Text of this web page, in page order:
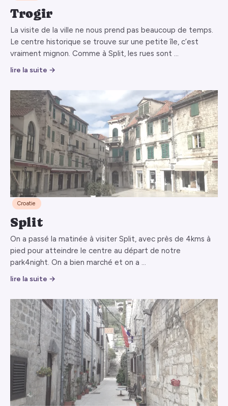
Trogir
La visite de la ville ne nous prend pas beaucoup de temps.
Le centre historique se trouve sur une petite île, c’est
vraiment mignon. Comme à Split, les rues sont …
lire la suite →
Croatie
Split
On a passé la matinée à visiter Split, avec près de 4kms à
pied pour atteindre le centre au départ de notre
park4night. On a bien marché et on a …
lire la suite →